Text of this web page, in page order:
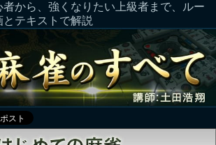
から、強くなりたい上級者まで、ルー
テキストで解説